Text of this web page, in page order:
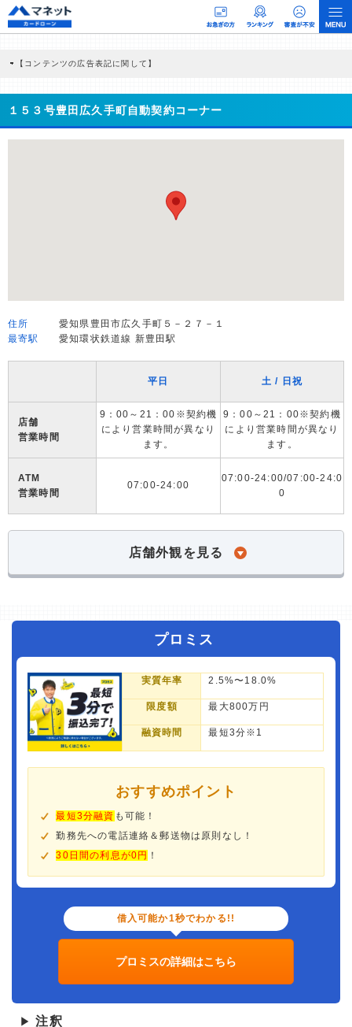
【コンテンツの広告表記に関して】
商品を根拠なくPRするものではなく、当編集部の調査／ユーザーへの口コミ収集な
どに基づき、公平性を担保した情報提供を行っています。
>提携企業一覧
１５３号豊田広久手町自動契約コーナー
住所
愛知県豊田市広久手町５－２７－１
最寄駅
愛知環状鉄道線 新豊田駅
平日 土 / 日祝
店舗
営業時間
9：00～21：00※契約機
により営業時間が異なり
ます。
9：00～21：00※契約機
により営業時間が異なり
ます。
ATM
営業時間
07:00-24:00
07:00-24:00/07:00-24:0
0
店舗外観を見る
プロミス
実質年率 2.5%〜18.0%
限度額 最大800万円
融資時間 最短3分※1
おすすめポイント
最短3分融資 も可能！
勤務先への電話連絡＆郵送物は原則なし！
30日間の利息が0円 ！
借入可能か1秒でわかる!!
プロミスの詳細はこちら
▶ 注釈